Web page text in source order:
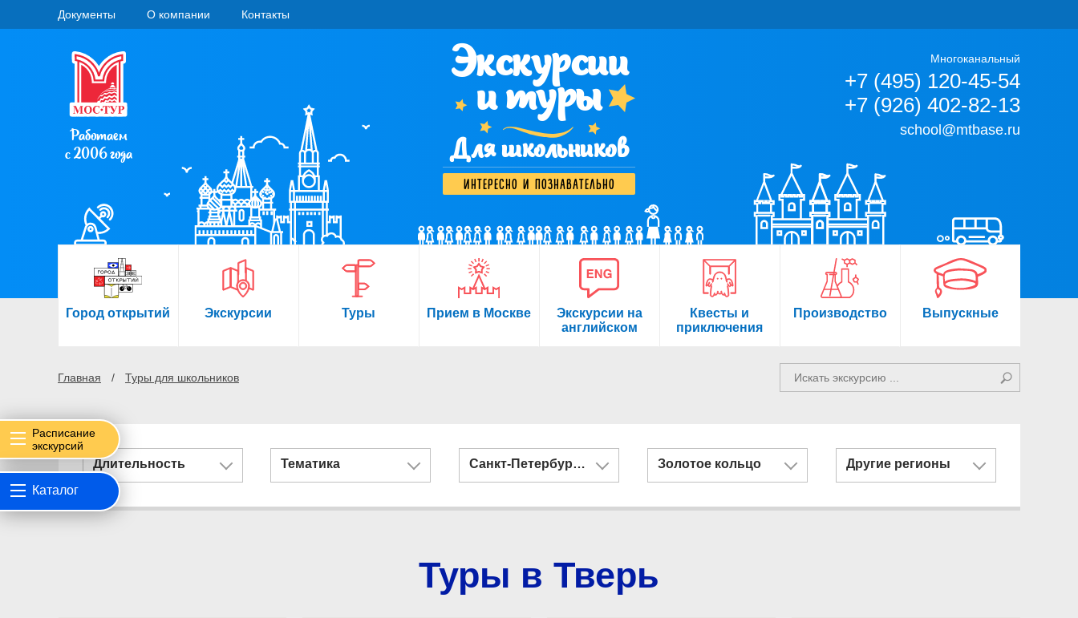
Документы О компании Контакты
Работаем
с 2006 года
Экскурсии
и туры
Для школьников
интересно и познавательно
Многоканальный
+7 (495) 120-45-54
+7 (926) 402-82-13
school@mtbase.ru
Город открытий Экскурсии Туры Прием в Москве
Экскурсии на
английском
Квесты и
приключения
Производство Выпускные
Главная Туры для школьников
Расписание
экскурсий
Каталог
Длительность Тематика Санкт-Петербург и Казань Золотое кольцо Другие регионы
Туры в Тверь